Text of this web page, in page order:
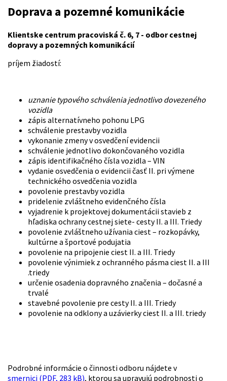
Doprava a pozemné komunikácie
Klientske centrum pracoviská č. 6, 7 - odbor cestnej
dopravy a pozemných komunikácií
príjem žiadostí:
uznanie typového schválenia jednotlivo dovezeného
vozidla
zápis alternatívneho pohonu LPG
schválenie prestavby vozidla
vykonanie zmeny v osvedčení evidencii
schválenie jednotlivo dokončovaného vozidla
zápis identifikačného čísla vozidla – VIN
vydanie osvedčenia o evidencii časť II. pri výmene
technického osvedčenia vozidla
povolenie prestavby vozidla
pridelenie zvláštneho evidenčného čísla
vyjadrenie k projektovej dokumentácii stavieb z
hľadiska ochrany cestnej siete- cesty II. a III. Triedy
povolenie zvláštneho užívania ciest – rozkopávky,
kultúrne a športové podujatia
povolenie na pripojenie ciest II. a III. Triedy
povolenie výnimiek z ochranného pásma ciest II. a III
.triedy
určenie osadenia dopravného značenia – dočasné a
trvalé
stavebné povolenie pre cesty II. a III. Triedy
povolenie na odklony a uzávierky ciest II. a III. triedy
Podrobné informácie o činnosti odboru nájdete v
smernici (PDF, 283 kB), ktorou sa upravujú podrobnosti o